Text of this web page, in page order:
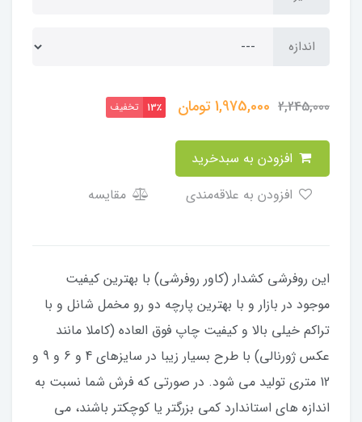
اندازه
2,245,000
1,975,000تومان 13٪ تخفیف
مقایسه
این روفرشی کشدار (کاور روفرشی) با بهترین کیفیت
موجود در بازار و با بهترین پارچه دو رو مخمل شانل و با
تراکم خیلی بالا و کیفیت چاپ فوق العاده (کاملا مانند
عکس ژورنالی) با طرح بسیار زیبا در سایزهای 4 و 6 و 9 و
12 متری تولید می شود. در صورتی که فرش شما نسبت به
اندازه های استاندارد کمی بزرگتر یا کوچکتر باشند، می